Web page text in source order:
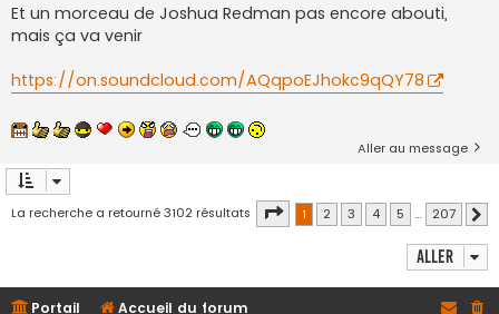
Et un morceau de Joshua Redman pas encore abouti,
mais ça va venir
https://on.soundcloud.com/AQqpoEJhokc9qQY78
Aller au message
La recherche a retourné 3102 résultats Page 1sur207
1 2 3 4 5 … 207
Aller
Portail Accueil du forum